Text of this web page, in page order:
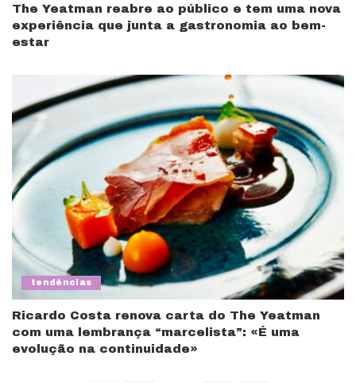
The Yeatman reabre ao público e tem uma nova
experiência que junta a gastronomia ao bem-
estar
tendências
Ricardo Costa renova carta do The Yeatman
com uma lembrança “marcelista”: «É uma
evolução na continuidade»